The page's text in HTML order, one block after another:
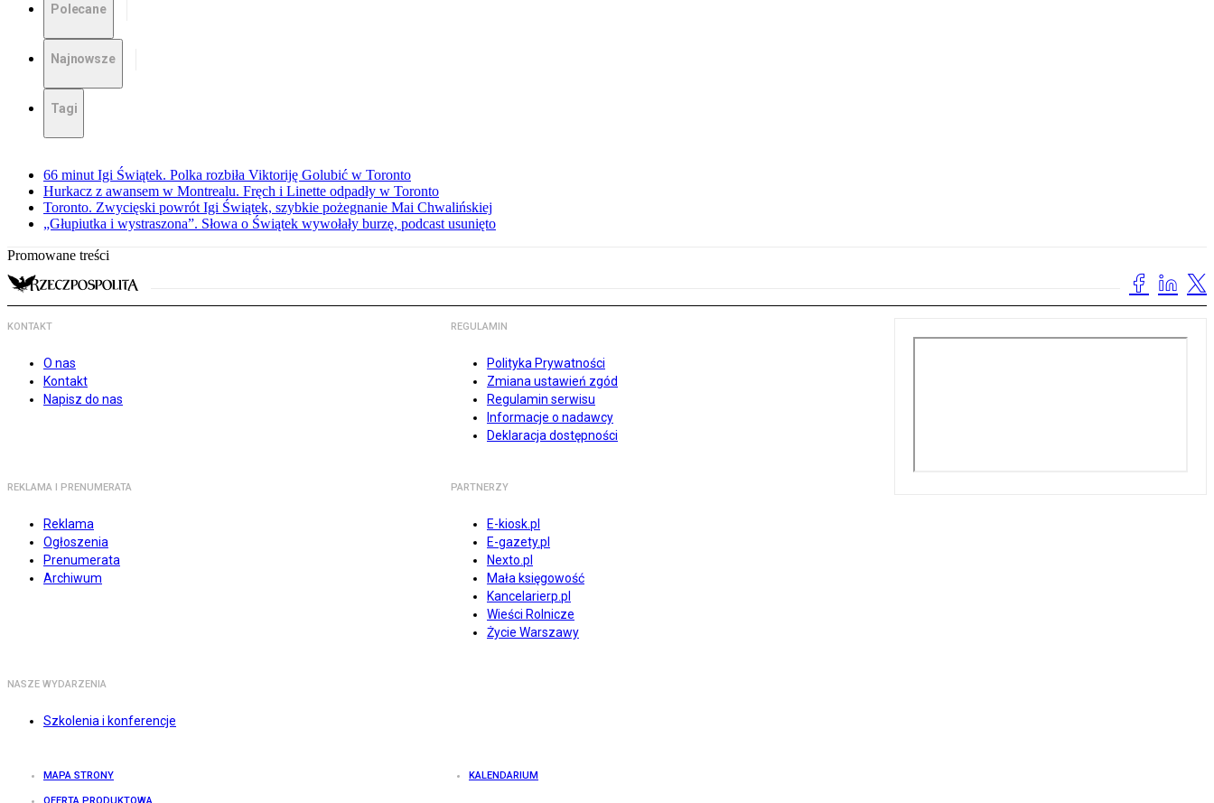
Polecane
Najnowsze
Tagi
66 minut Igi Świątek. Polka rozbiła Viktoriję Golubić w Toronto
Hurkacz z awansem w Montrealu. Fręch i Linette odpadły w Toronto
Toronto. Zwycięski powrót Igi Świątek, szybkie pożegnanie Mai Chwalińskiej
„Głupiutka i wystraszona”. Słowa o Świątek wywołały burzę, podcast usunięto
Promowane treści
KONTAKT
O nas
Kontakt
Napisz do nas
REGULAMIN
Polityka Prywatności
Zmiana ustawień zgód
Regulamin serwisu
Informacje o nadawcy
Deklaracja dostępności
REKLAMA I PRENUMERATA
Reklama
Ogłoszenia
Prenumerata
Archiwum
PARTNERZY
E-kiosk.pl
E-gazety.pl
Nexto.pl
Mała księgowość
Kancelarierp.pl
Wieści Rolnicze
Życie Warszawy
NASZE WYDARZENIA
Szkolenia i konferencje
MAPA STRONY KALENDARIUM